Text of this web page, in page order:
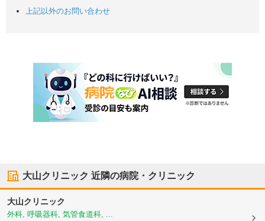
上記以外のお問い合わせ
大山クリニック 近隣の病院・クリニック
大山クリニック
外科, 呼吸器科, 気管食道科, ...